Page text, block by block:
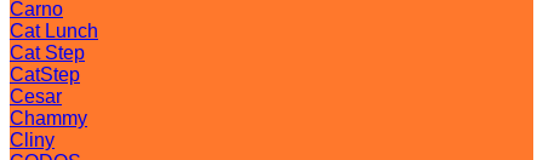
Carno
Cat Lunch
Cat Step
CatStep
Cesar
Chammy
Cliny